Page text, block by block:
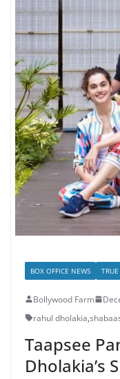
BOX OFFICE NEWS
Bollywood Farm
rahul dholakia,
Taapsee
Dholakia’s